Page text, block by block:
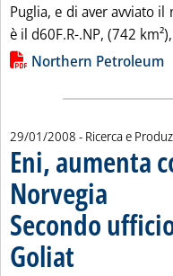
Puglia, e di aver avviato
è il d60F.R-.NP, (742
Lista allegati PDF
Northern Petroleum
29/01/2008 - Ricerca e
Eni, aumenta
Norvegia
Secondo
Goliat . Pubblicata martedì